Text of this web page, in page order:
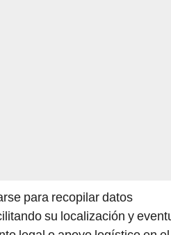
para recopilar datos
su localización y